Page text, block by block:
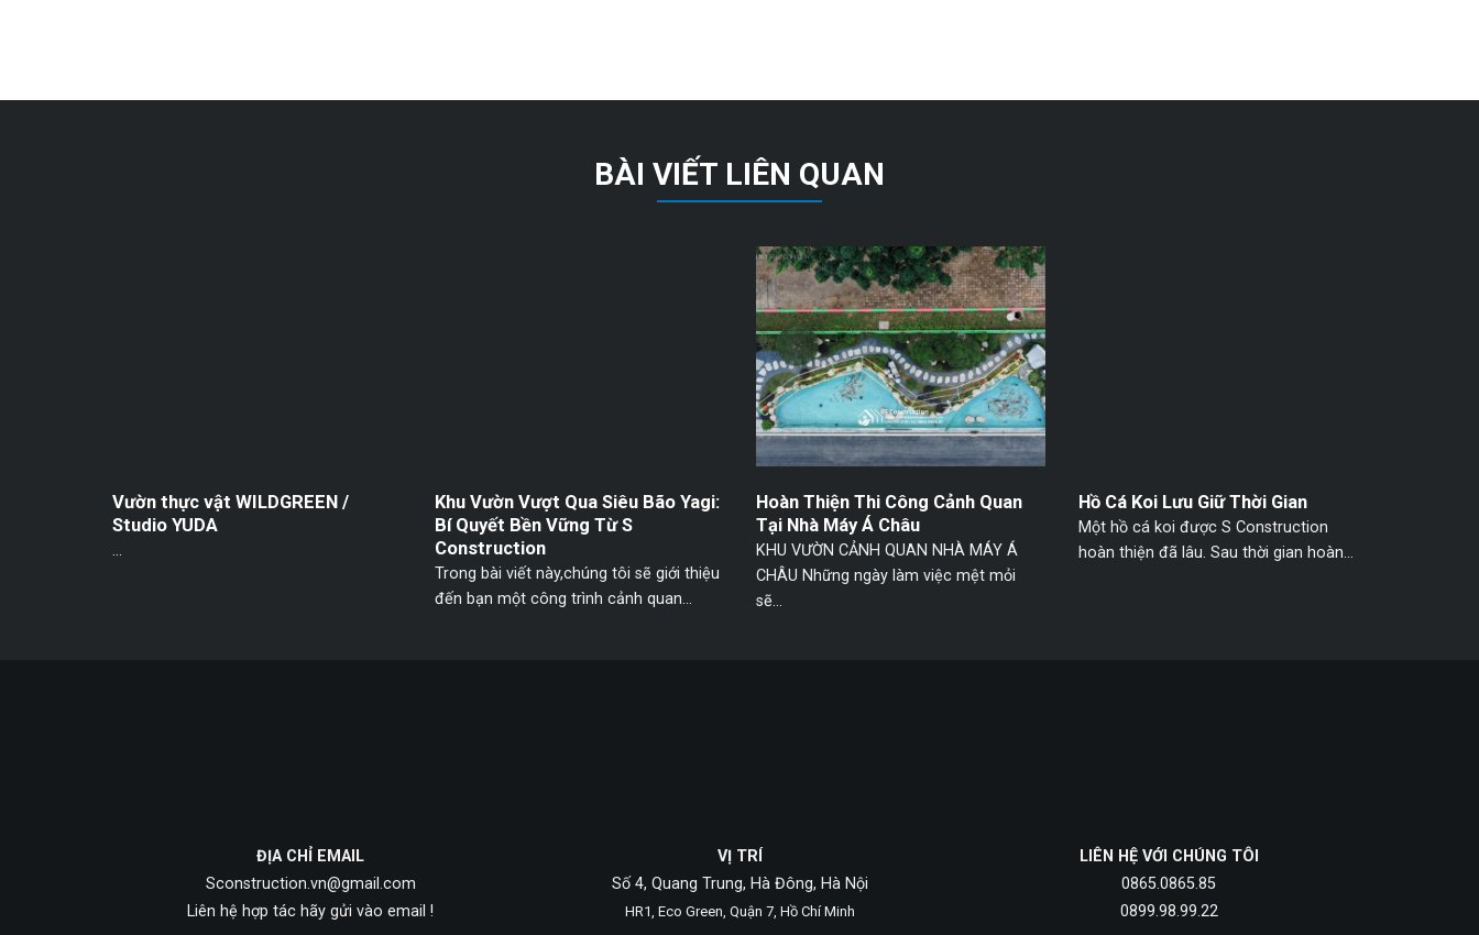
BÀI VIẾT LIÊN QUAN
Vườn thực vật WILDGREEN /
Studio YUDA
...
Khu Vườn Vượt Qua Siêu Bão Yagi:
Bí Quyết Bền Vững Từ S
Construction
Trong bài viết này,chúng tôi sẽ giới thiệu
đến bạn một công trình cảnh quan...
Hoàn Thiện Thi Công Cảnh Quan
Tại Nhà Máy Á Châu
KHU VƯỜN CẢNH QUAN NHÀ MÁY Á
CHÂU Những ngày làm việc mệt mỏi
sẽ...
Hồ Cá Koi Lưu Giữ Thời Gian
Một hồ cá koi được S Construction
hoàn thiện đã lâu. Sau thời gian hoàn...
ĐỊA CHỈ EMAIL
Sconstruction.vn@gmail.com
Liên hệ hợp tác hãy gửi vào email !
VỊ TRÍ
Số 4, Quang Trung, Hà Đông, Hà Nội
HR1, Eco Green, Quận 7, Hồ Chí Minh
LIÊN HỆ VỚI CHÚNG TÔI
0865.0865.85
0899.98.99.22